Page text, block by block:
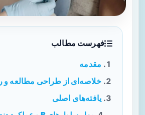
فهرست مطالب
مقدمه
خلاصه‌ای از طراحی مطالعه
یافته‌های اصلی